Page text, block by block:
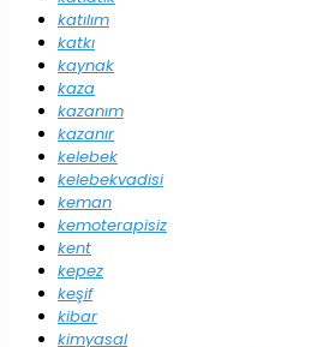
katılım
katkı
kaynak
kaza
kazanım
kazanır
kelebek
kelebekvadisi
keman
kemoterapisiz
kent
kepez
keşif
kibar
kimyasal